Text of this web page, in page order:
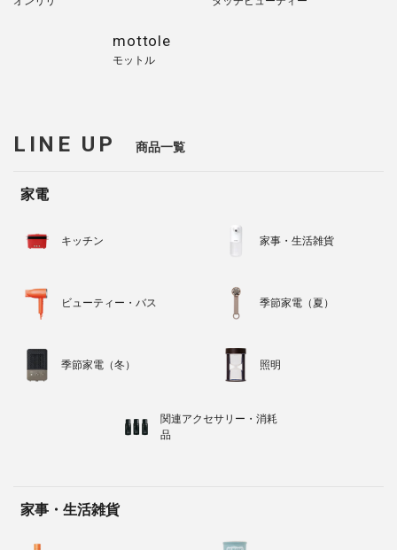
mottole
モットル
LINE UP 商品一覧
家電
キッチン 家事・生活雑貨
ビューティー・バス 季節家電（夏）
季節家電（冬） 照明
関連アクセサリー・消耗
品
家事・生活雑貨